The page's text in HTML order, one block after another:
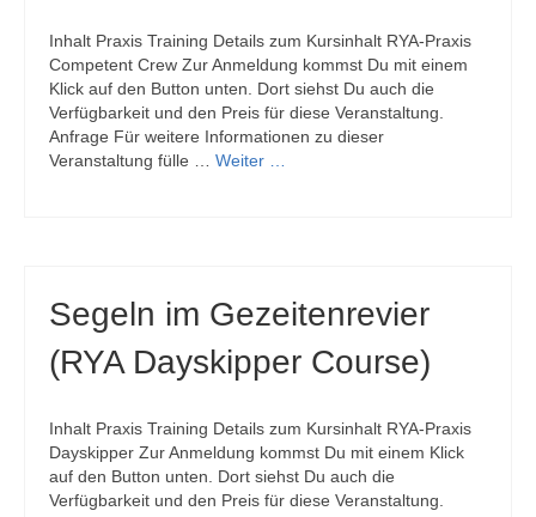
Inhalt Praxis Training Details zum Kursinhalt RYA-Praxis
Competent Crew Zur Anmeldung kommst Du mit einem
Klick auf den Button unten. Dort siehst Du auch die
Verfügbarkeit und den Preis für diese Veranstaltung.
Anfrage Für weitere Informationen zu dieser
Veranstaltung fülle … Weiter …
Segeln im Gezeitenrevier
(RYA Dayskipper Course)
Inhalt Praxis Training Details zum Kursinhalt RYA-Praxis
Dayskipper Zur Anmeldung kommst Du mit einem Klick
auf den Button unten. Dort siehst Du auch die
Verfügbarkeit und den Preis für diese Veranstaltung.